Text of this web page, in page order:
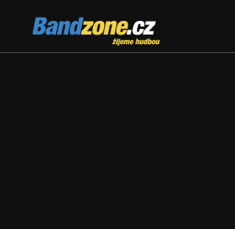
Bandzone.cz
žijeme hudbou